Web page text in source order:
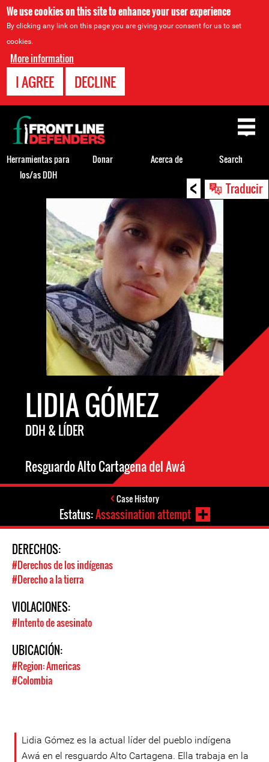
We use cookies on this site to enhance your user experience
By clicking any link on this page you are giving your consent for us to set
cookies.
More information
I AGREE DECLINE
< Traducir
Back
LIDIA GÓMEZ
DDH & LÍDER
Resguardo Alto Cartagena del Awá
Case History
Estatus:Assassination attempt
DERECHOS:
#Derechos de los indígenas
#Derecho a la tierra
VIOLACIONES:
#Intento de asesinato
UBICACIÓN:
#Region: Americas
#Colombia
Lidia Gómez es la actual líder del pueblo indígena
Awá en el resguardo Alto Cartagena. Ella trabaja en la
Back
to
top
Herramientas para
los/as DDH
Donar Acerca de Search